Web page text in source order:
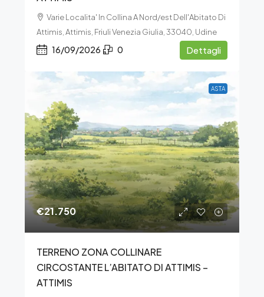
Varie Localita' In Collina A Nord/est Dell'Abitato Di
Attimis, Attimis, Friuli Venezia Giulia, 33040, Udine
16/09/2026 0 Dettagli
ASTA
€21.750
TERRENO ZONA COLLINARE
CIRCOSTANTE L’ABITATO DI ATTIMIS –
ATTIMIS